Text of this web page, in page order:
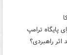
پایگاه ترامپ
اثر راهبردی؟